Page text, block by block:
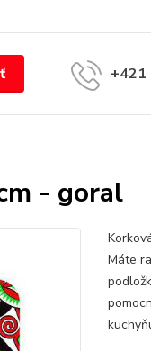
+421
- goral
Máte